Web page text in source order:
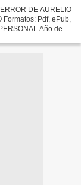
DE AURELIO
Pdf, ePub,
Año de